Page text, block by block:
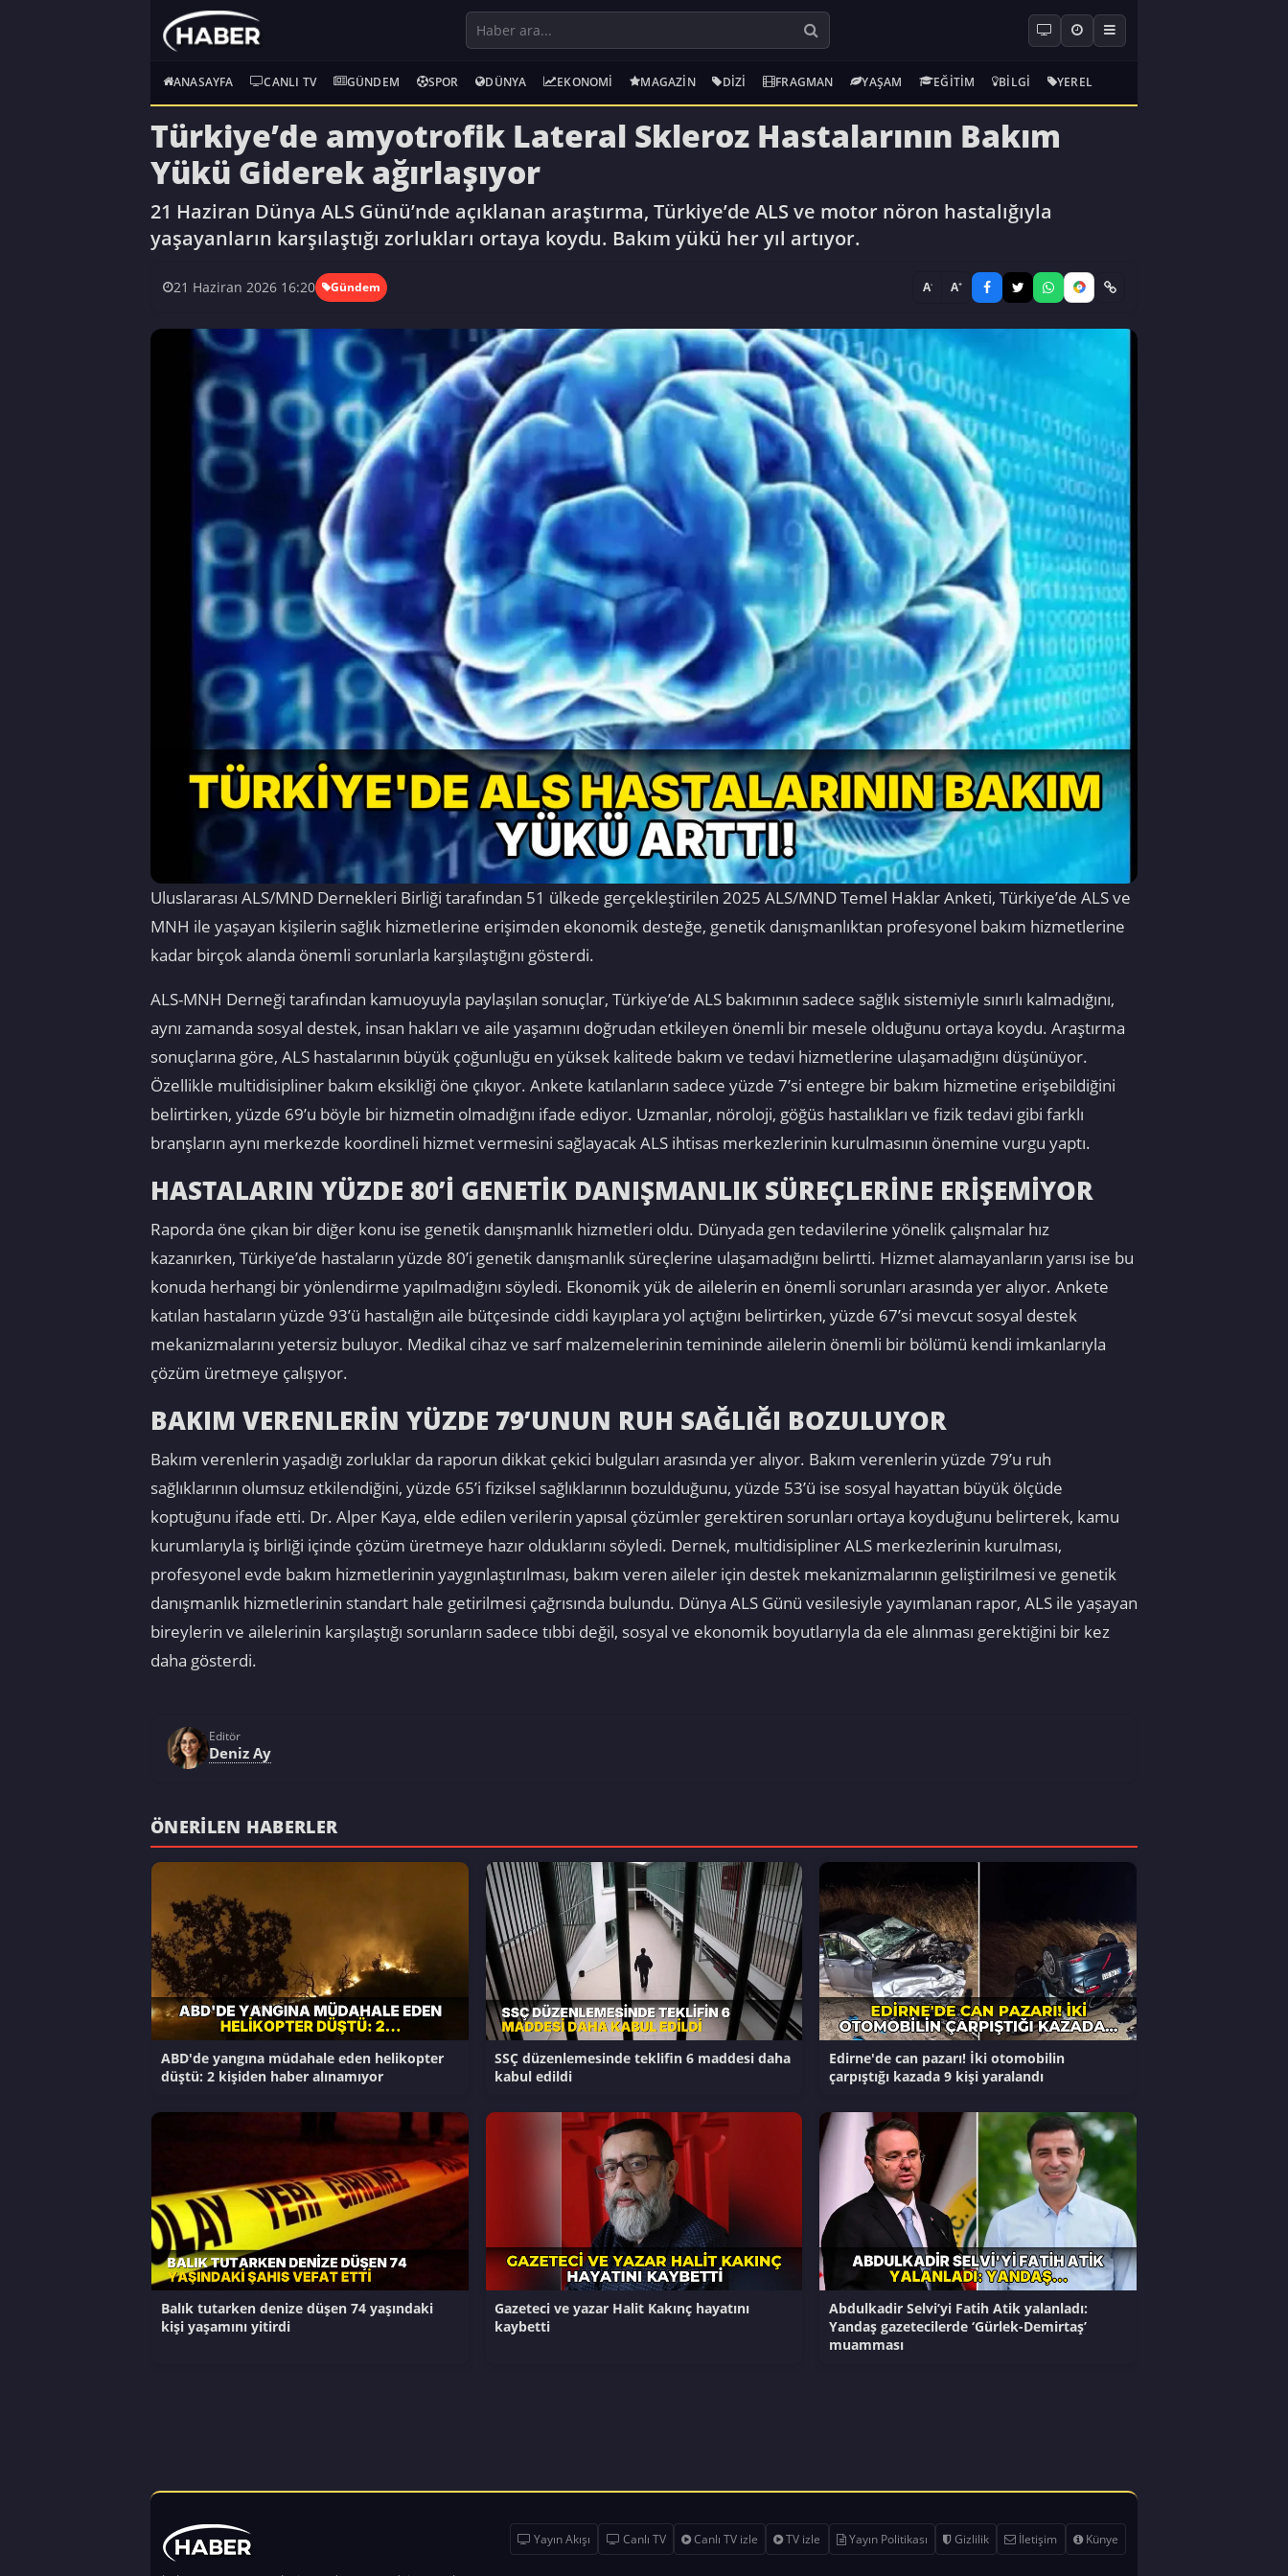
ANASAYFA CANLI TV GÜNDEM SPOR DÜNYA EKONOMI MAGAZIN DIZI FRAGMAN YAŞAM EĞITIM BILGI YEREL
Türkiye’de amyotrofik Lateral Skleroz Hastalarının Bakım
Yükü Giderek ağırlaşıyor
21 Haziran Dünya ALS Günü’nde açıklanan araştırma, Türkiye’de ALS ve motor nöron hastalığıyla
yaşayanların karşılaştığı zorlukları ortaya koydu. Bakım yükü her yıl artıyor.
21 Haziran 2026 16:20 Gündem A- A+
Uluslararası ALS/MND Dernekleri Birliği tarafından 51 ülkede gerçekleştirilen 2025 ALS/MND Temel Haklar Anketi, Türkiye’de ALS ve
MNH ile yaşayan kişilerin sağlık hizmetlerine erişimden ekonomik desteğe, genetik danışmanlıktan profesyonel bakım hizmetlerine
kadar birçok alanda önemli sorunlarla karşılaştığını gösterdi.
ALS-MNH Derneği tarafından kamuoyuyla paylaşılan sonuçlar, Türkiye’de ALS bakımının sadece sağlık sistemiyle sınırlı kalmadığını,
aynı zamanda sosyal destek, insan hakları ve aile yaşamını doğrudan etkileyen önemli bir mesele olduğunu ortaya koydu. Araştırma
sonuçlarına göre, ALS hastalarının büyük çoğunluğu en yüksek kalitede bakım ve tedavi hizmetlerine ulaşamadığını düşünüyor.
Özellikle multidisipliner bakım eksikliği öne çıkıyor. Ankete katılanların sadece yüzde 7’si entegre bir bakım hizmetine erişebildiğini
belirtirken, yüzde 69’u böyle bir hizmetin olmadığını ifade ediyor. Uzmanlar, nöroloji, göğüs hastalıkları ve fizik tedavi gibi farklı
branşların aynı merkezde koordineli hizmet vermesini sağlayacak ALS ihtisas merkezlerinin kurulmasının önemine vurgu yaptı.
HASTALARIN YÜZDE 80’İ GENETİK DANIŞMANLIK SÜREÇLERİNE ERİŞEMİYOR
Raporda öne çıkan bir diğer konu ise genetik danışmanlık hizmetleri oldu. Dünyada gen tedavilerine yönelik çalışmalar hız
kazanırken, Türkiye’de hastaların yüzde 80’i genetik danışmanlık süreçlerine ulaşamadığını belirtti. Hizmet alamayanların yarısı ise bu
konuda herhangi bir yönlendirme yapılmadığını söyledi. Ekonomik yük de ailelerin en önemli sorunları arasında yer alıyor. Ankete
katılan hastaların yüzde 93’ü hastalığın aile bütçesinde ciddi kayıplara yol açtığını belirtirken, yüzde 67’si mevcut sosyal destek
mekanizmalarını yetersiz buluyor. Medikal cihaz ve sarf malzemelerinin temininde ailelerin önemli bir bölümü kendi imkanlarıyla
çözüm üretmeye çalışıyor.
BAKIM VERENLERİN YÜZDE 79’UNUN RUH SAĞLIĞI BOZULUYOR
Bakım verenlerin yaşadığı zorluklar da raporun dikkat çekici bulguları arasında yer alıyor. Bakım verenlerin yüzde 79’u ruh
sağlıklarının olumsuz etkilendiğini, yüzde 65’i fiziksel sağlıklarının bozulduğunu, yüzde 53’ü ise sosyal hayattan büyük ölçüde
koptuğunu ifade etti. Dr. Alper Kaya, elde edilen verilerin yapısal çözümler gerektiren sorunları ortaya koyduğunu belirterek, kamu
kurumlarıyla iş birliği içinde çözüm üretmeye hazır olduklarını söyledi. Dernek, multidisipliner ALS merkezlerinin kurulması,
profesyonel evde bakım hizmetlerinin yaygınlaştırılması, bakım veren aileler için destek mekanizmalarının geliştirilmesi ve genetik
danışmanlık hizmetlerinin standart hale getirilmesi çağrısında bulundu. Dünya ALS Günü vesilesiyle yayımlanan rapor, ALS ile yaşayan
bireylerin ve ailelerinin karşılaştığı sorunların sadece tıbbi değil, sosyal ve ekonomik boyutlarıyla da ele alınması gerektiğini bir kez
daha gösterdi.
Editör
Deniz Ay
ÖNERILEN HABERLER
ABD'de yangına müdahale eden helikopter
düştü: 2 kişiden haber alınamıyor
SSÇ düzenlemesinde teklifin 6 maddesi daha
kabul edildi
Edirne'de can pazarı! İki otomobilin
çarpıştığı kazada 9 kişi yaralandı
Balık tutarken denize düşen 74 yaşındaki
kişi yaşamını yitirdi
Gazeteci ve yazar Halit Kakınç hayatını
kaybetti
Abdulkadir Selvi’yi Fatih Atik yalanladı:
Yandaş gazetecilerde ‘Gürlek-Demirtaş’
muamması
Yayın Akışı Canlı TV Canlı TV izle TV izle Yayın Politikası Gizlilik İletişim Künye